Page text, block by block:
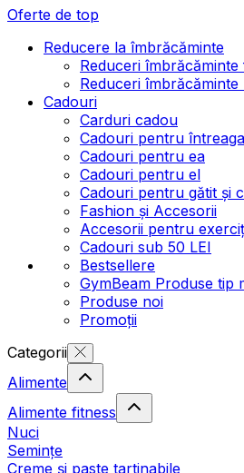
Oferte de top
Reducere la îmbrăcăminte
Reduceri îmbrăcăminte
Reduceri îmbrăcăminte
Cadouri
Carduri cadou
Cadouri pentru
Cadouri pentru ea
Cadouri pentru el
Cadouri pentru gătit și
Fashion și Accesorii
Accesorii pentru
Cadouri sub 50 LEI
Bestsellere
GymBeam Produse tip
Produse noi
Promoții
Categorii
Alimente
Alimente fitness
Nuci
Semințe
Creme și paste tartinabile